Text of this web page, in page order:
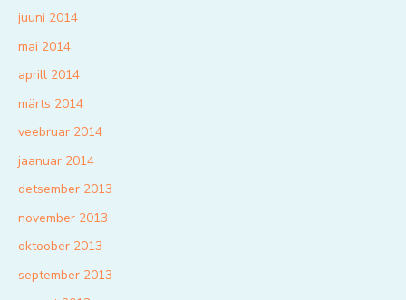
juuni 2014
mai 2014
aprill 2014
märts 2014
veebruar 2014
jaanuar 2014
detsember 2013
november 2013
oktoober 2013
september 2013